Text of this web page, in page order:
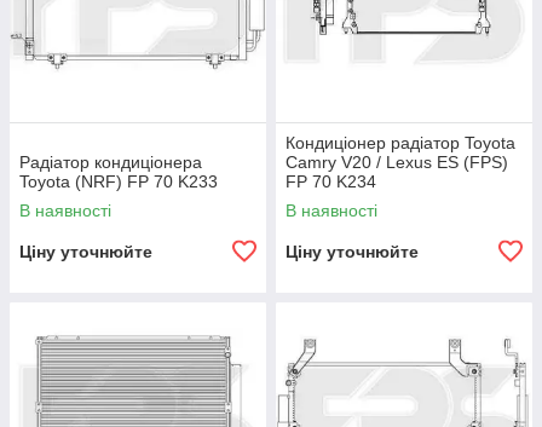
Радіатор кондиціонера
Toyota (NRF) FP 70 K233
В наявності
Ціну уточнюйте
Кондиціонер радіатор Toyota
Camry V20 / Lexus ES (FPS)
FP 70 K234
В наявності
Ціну уточнюйте